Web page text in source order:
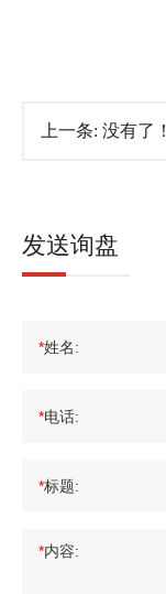
上一条: 没有了！
发送询盘
*姓名:
*电话:
*标题:
*内容: